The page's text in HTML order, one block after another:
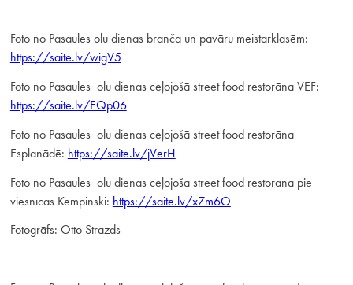
Foto no Pasaules olu dienas branča un pavāru meistarklasēm:
https://saite.lv/wigV5
Foto no Pasaules olu dienas ceļojošā street food restorāna VEF:
https://saite.lv/EQp06
Foto no Pasaules olu dienas ceļojošā street food restorāna
Esplanādē: https://saite.lv/jVerH
Foto no Pasaules olu dienas ceļojošā street food restorāna pie
viesnīcas Kempinski: https://saite.lv/x7m6O
Fotogrāfs: Otto Strazds